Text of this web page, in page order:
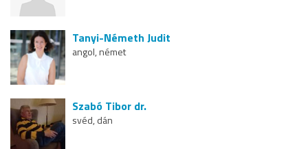
Tanyi-Németh Judit
angol, német
Szabó Tibor dr.
svéd, dán